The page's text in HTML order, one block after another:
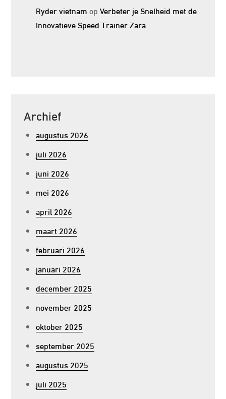
Ryder vietnam opVerbeter je Snelheid met de
Innovatieve Speed Trainer Zara
Archief
augustus 2026
juli 2026
juni 2026
mei 2026
april 2026
maart 2026
februari 2026
januari 2026
december 2025
november 2025
oktober 2025
september 2025
augustus 2025
juli 2025